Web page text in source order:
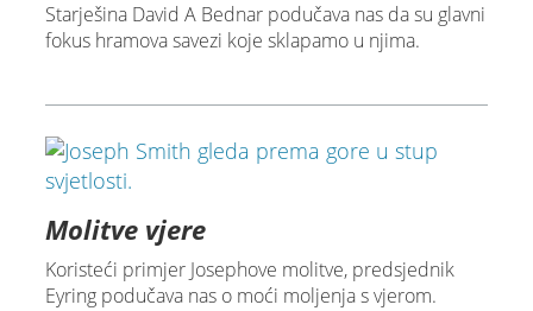
Starješina David A Bednar podučava nas da su glavni
fokus hramova savezi koje sklapamo u njima.
Molitve vjere
Koristeći primjer Josephove molitve, predsjednik
Eyring podučava nas o moći moljenja s vjerom.